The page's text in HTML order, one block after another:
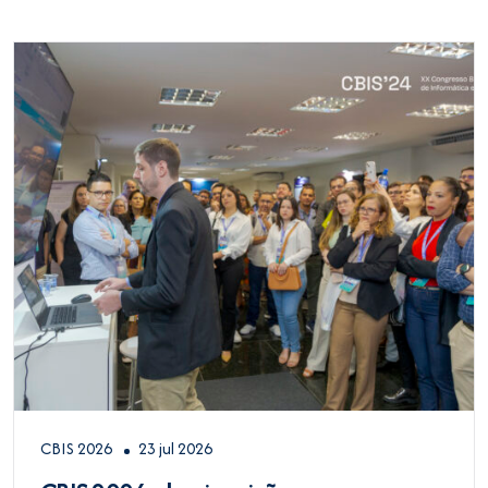
CBIS 2026 23 jul 2026